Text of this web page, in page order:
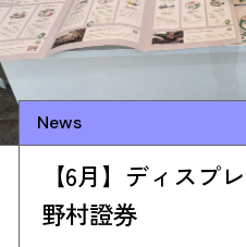
News
【6月】ディスプ
野村證券